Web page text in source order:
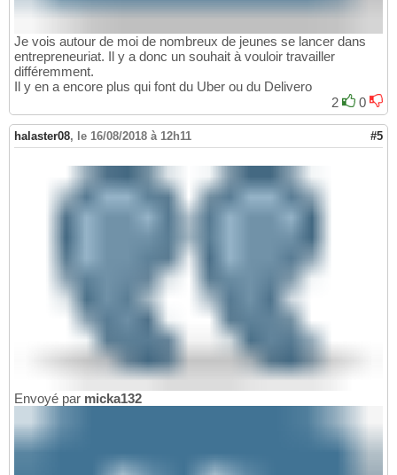
Je vois autour de moi de nombreux de jeunes se lancer dans
entrepreneuriat. Il y a donc un souhait à vouloir travailler
différemment.
Il y en a encore plus qui font du Uber ou du Delivero
2
0
halaster08, le 16/08/2018 à 12h11 #5
Envoyé par micka132